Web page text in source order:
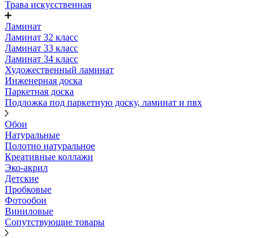
Трава искусственная
Ламинат
Ламинат 32 класс
Ламинат 33 класс
Ламинат 34 класс
Художественный ламинат
Инженерная доска
Паркетная доска
Подложка под паркетную доску, ламинат и пвх
Обои
Натуральные
Полотно натуральное
Креативные коллажи
Эко-акрил
Детские
Пробковые
Фотообои
Виниловые
Сопутствующие товары